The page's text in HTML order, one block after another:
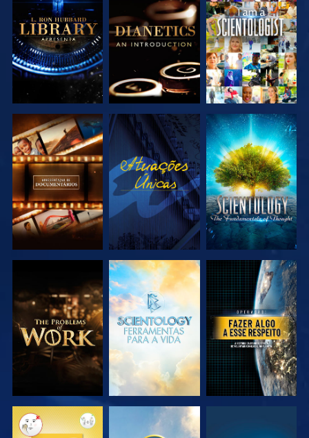
EXPLORAR A
SÉRIE
EXPLORAR A
SÉRIE
VER
EXPLORAR A
SÉRIE
VER
EXPLORAR A
SÉRIE
EXPLORAR A
SÉRIE
EXPLORAR A
SÉRIE
VER